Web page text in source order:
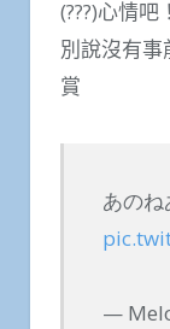
(???)心情吧！
別說沒有
賞
あのね
—